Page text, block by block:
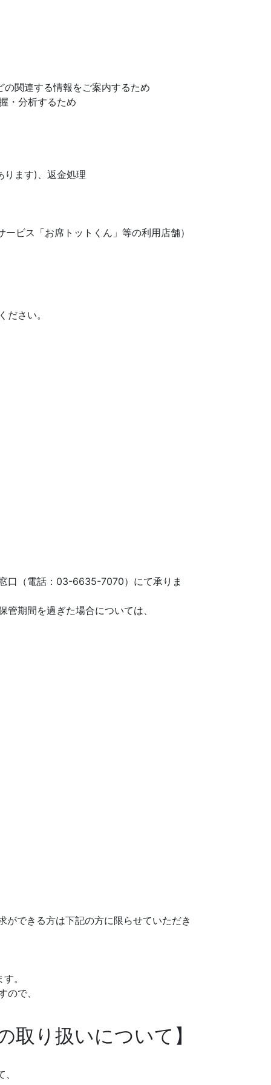
関連する情報をご案内するため
分析するため
ます)、返金処理
「お席トットくん」等の利用店舗）
ださい。
口（電話：03-6635-7070）にて承りま
期間を過ぎた場合については、
できる方は下記の方に限らせていただき
。
で、
取り扱いについて】